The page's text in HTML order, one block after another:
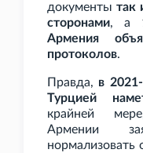
документы так
сторонами, а
Армения
протоколов.
Правда, в
Турцией
крайней
Армении
нормализовать